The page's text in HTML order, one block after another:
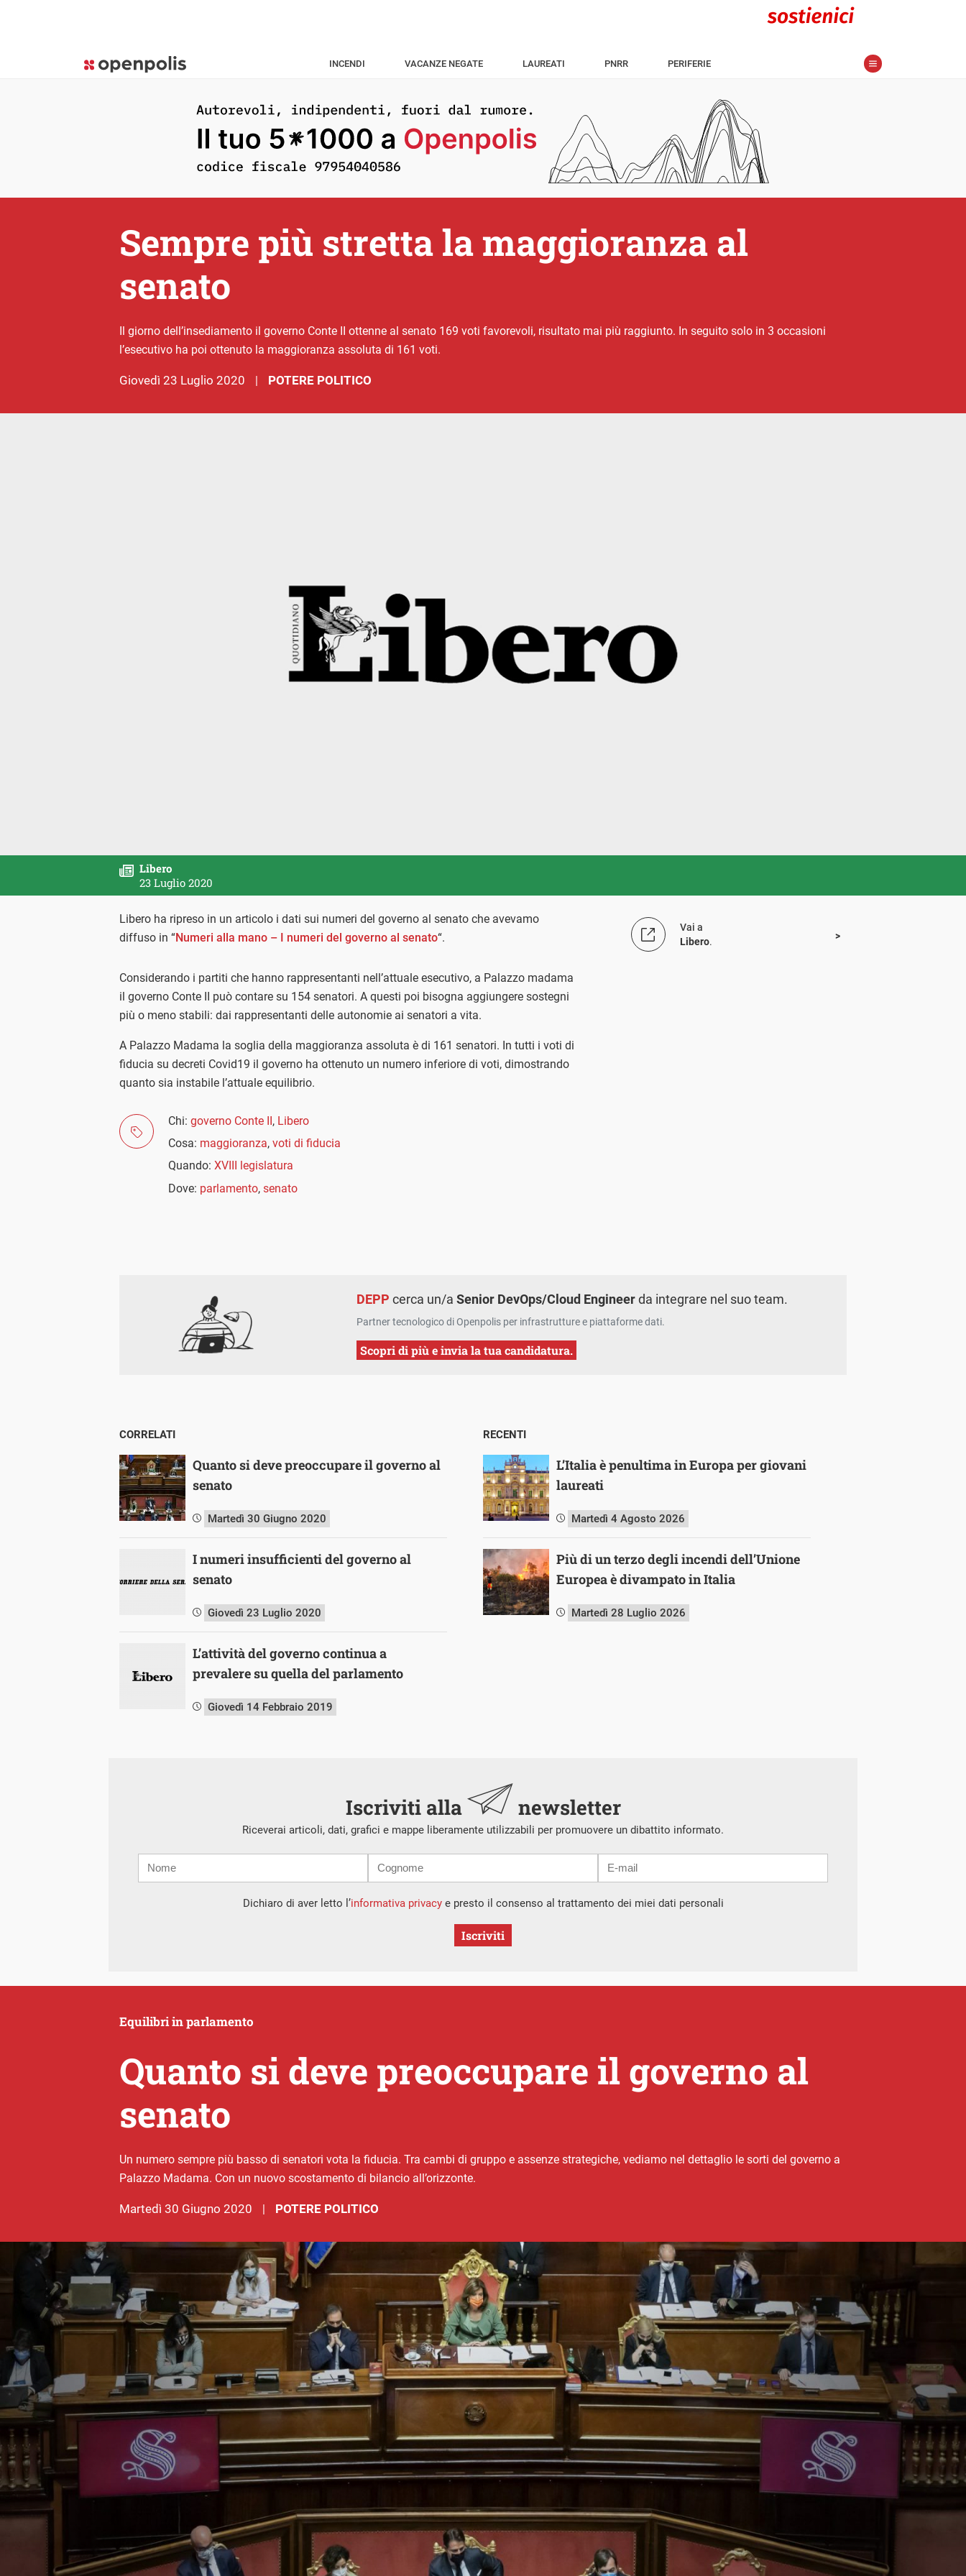
INCENDI VACANZE NEGATE LAUREATI PNRR PERIFERIE
Sempre più stretta la maggioranza al
senato
Il giorno dell’insediamento il governo Conte II ottenne al senato 169 voti favorevoli, risultato mai più raggiunto. In seguito solo in 3 occasioni
l’esecutivo ha poi ottenuto la maggioranza assoluta di 161 voti.
giovedì 23 Luglio 2020 | POTERE POLITICO
Libero
23 Luglio 2020
Libero ha ripreso in un articolo i dati sui numeri del governo al senato che avevamo
diffuso in “Numeri alla mano – I numeri del governo al senato“.
Vai a
Libero.
Considerando i partiti che hanno rappresentanti nell’attuale esecutivo, a Palazzo madama
il governo Conte II può contare su 154 senatori. A questi poi bisogna aggiungere sostegni
più o meno stabili: dai rappresentanti delle autonomie ai senatori a vita.
A Palazzo Madama la soglia della maggioranza assoluta è di 161 senatori. In tutti i voti di
fiducia su decreti Covid19 il governo ha ottenuto un numero inferiore di voti, dimostrando
quanto sia instabile l’attuale equilibrio.
Chi: governo Conte II, Libero
Cosa: maggioranza, voti di fiducia
Quando: XVIII legislatura
Dove: parlamento, senato
DEPP cerca un/aSenior DevOps/Cloud Engineerda integrare nel suo team.
Partner tecnologico di Openpolis per infrastrutture e piattaforme dati.
Scopri di più e invia la tua candidatura.
CORRELATI
Quanto si deve preoccupare il governo al
senato
Martedì 30 Giugno 2020
I numeri insufficienti del governo al
senato
Giovedì 23 Luglio 2020
L’attività del governo continua a
prevalere su quella del parlamento
Giovedì 14 Febbraio 2019
RECENTI
L’Italia è penultima in Europa per giovani
laureati
Martedì 4 Agosto 2026
Più di un terzo degli incendi dell’Unione
Europea è divampato in Italia
Martedì 28 Luglio 2026
Iscriviti alla newsletter
Riceverai articoli, dati, grafici e mappe liberamente utilizzabili per promuovere un dibattito informato.
mail
Dichiaro di aver letto l’informativa privacye presto il consenso al trattamento dei miei dati personali
Iscriviti
Quanto si deve preoccupare il governo al
senato
Equilibri in parlamento
Un numero sempre più basso di senatori vota la fiducia. Tra cambi di gruppo e assenze strategiche, vediamo nel dettaglio le sorti del governo a
Palazzo Madama. Con un nuovo scostamento di bilancio all’orizzonte.
martedì 30 Giugno 2020 | POTERE POLITICO